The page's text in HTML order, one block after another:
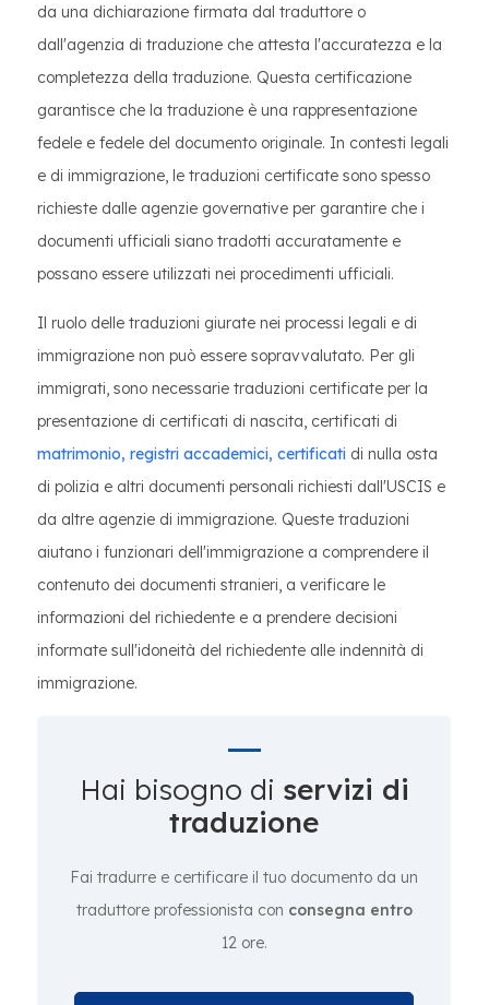
da una dichiarazione firmata dal traduttore o
dall'agenzia di traduzione che attesta l'accuratezza e la
completezza della traduzione. Questa certificazione
garantisce che la traduzione è una rappresentazione
fedele e fedele del documento originale. In contesti legali
e di immigrazione, le traduzioni certificate sono spesso
richieste dalle agenzie governative per garantire che i
documenti ufficiali siano tradotti accuratamente e
possano essere utilizzati nei procedimenti ufficiali.
Il ruolo delle traduzioni giurate nei processi legali e di
immigrazione non può essere sopravvalutato. Per gli
immigrati, sono necessarie traduzioni certificate per la
presentazione di certificati di nascita, certificati di
matrimonio, registri accademici, certificati di nulla osta
di polizia e altri documenti personali richiesti dall'USCIS e
da altre agenzie di immigrazione. Queste traduzioni
aiutano i funzionari dell'immigrazione a comprendere il
contenuto dei documenti stranieri, a verificare le
informazioni del richiedente e a prendere decisioni
informate sull'idoneità del richiedente alle indennità di
immigrazione.
Hai bisogno di servizi di
traduzione
Fai tradurre e certificare il tuo documento da un
traduttore professionista con consegna entro
12 ore.